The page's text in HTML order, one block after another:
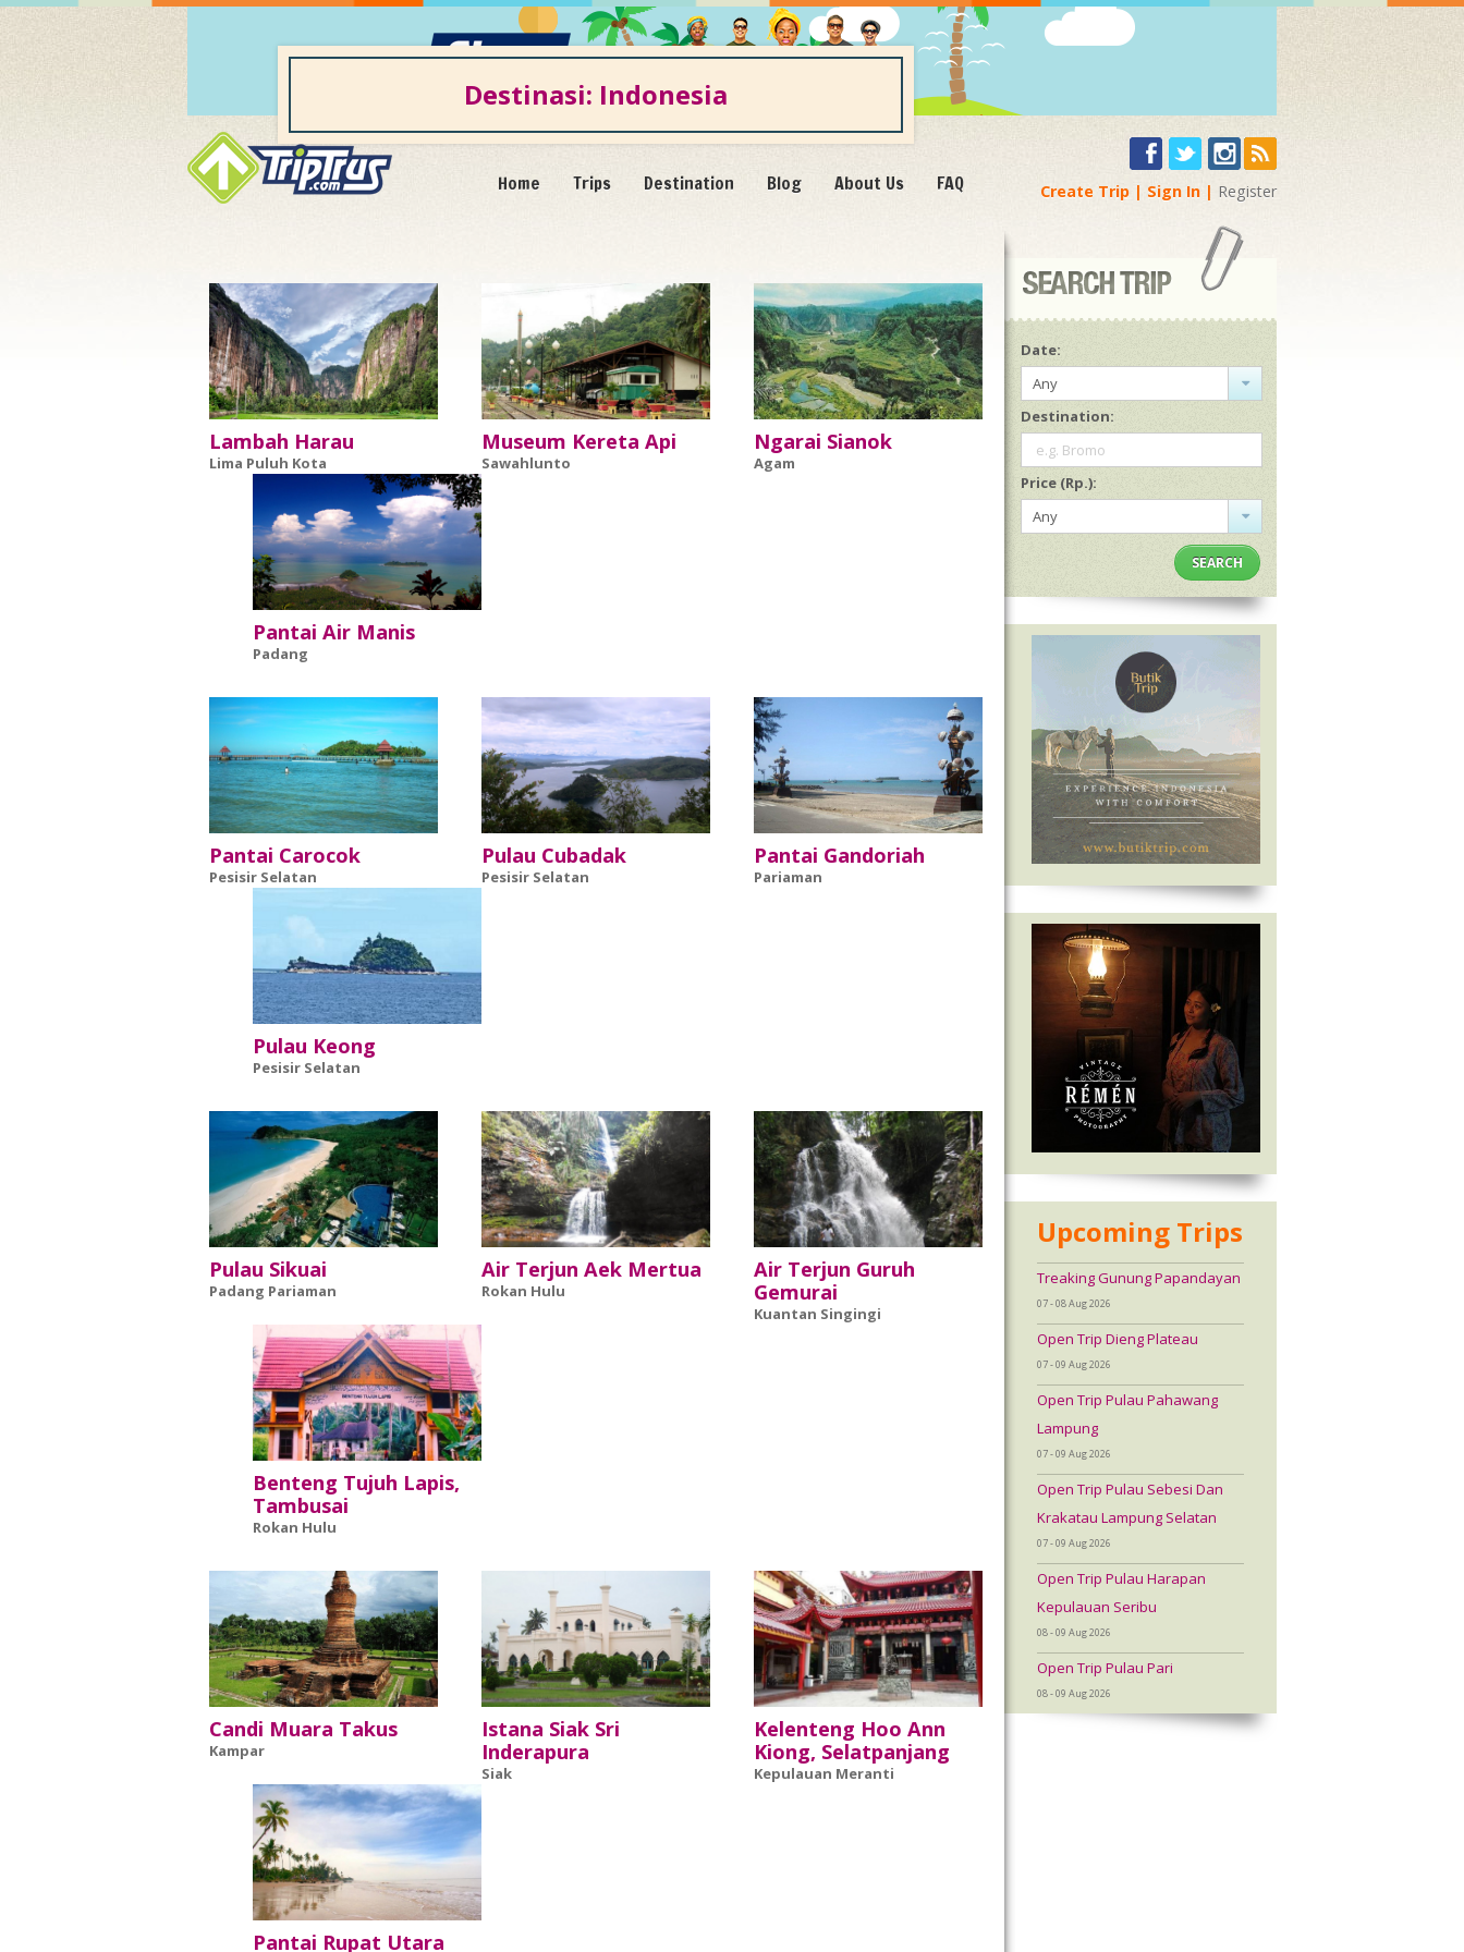
Home Trips Destination Blog About Us FAQ Create Trip Sign In Register
Destinasi: Indonesia
Lambah Harau
Lima Puluh Kota
Museum Kereta Api
Sawahlunto
Ngarai Sianok
Agam
Pantai Air Manis
Padang
Pantai Carocok
Pesisir Selatan
Pulau Cubadak
Pesisir Selatan
Pantai Gandoriah
Pariaman
Pulau Keong
Pesisir Selatan
Pulau Sikuai
Padang Pariaman
Air Terjun Aek Mertua
Rokan Hulu
Air Terjun Guruh
Gemurai
Kuantan Singingi
Benteng Tujuh Lapis,
Tambusai
Rokan Hulu
Candi Muara Takus
Kampar
Istana Siak Sri
Inderapura
Siak
Kelenteng Hoo Ann
Kiong, Selatpanjang
Kepulauan Meranti
Pantai Rupat Utara
Date:
Any
Destination:
e.g. Bromo
Price (Rp.):
Any
SEARCH
Upcoming Trips
Treaking Gunung Papandayan
07 - 08 Aug 2026
Open Trip Dieng Plateau
07 - 09 Aug 2026
Open Trip Pulau Pahawang
Lampung
07 - 09 Aug 2026
Open Trip Pulau Sebesi Dan
Krakatau Lampung Selatan
07 - 09 Aug 2026
Open Trip Pulau Harapan
Kepulauan Seribu
08 - 09 Aug 2026
Open Trip Pulau Pari
08 - 09 Aug 2026